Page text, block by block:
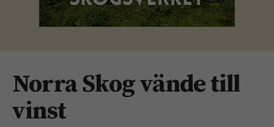
Norra Skog vände till
vinst